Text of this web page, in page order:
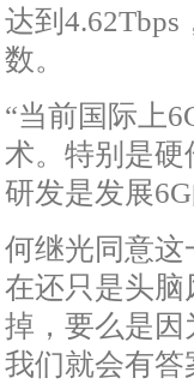
达到
数。
“当前国际上
术。特别是
研发是发展
何继光同意这
在还只是头
掉，要么是
我们就会有答